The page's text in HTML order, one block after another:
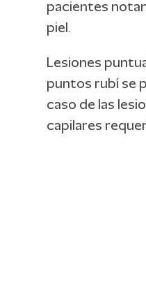
pacientes
piel.
Lesiones
puntos rubí se
caso de las
capilares